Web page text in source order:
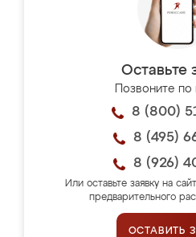
Оставьте
Позвоните
8 (800)
8 (495)
8 (926)
Или оставьте заявку на
предварительного
ОСТАВИТЬ